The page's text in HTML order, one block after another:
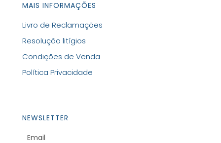
MAIS INFORMAÇÕES
Livro de Reclamações
Resolução litígios
Condições de Venda
Política Privacidade
NEWSLETTER